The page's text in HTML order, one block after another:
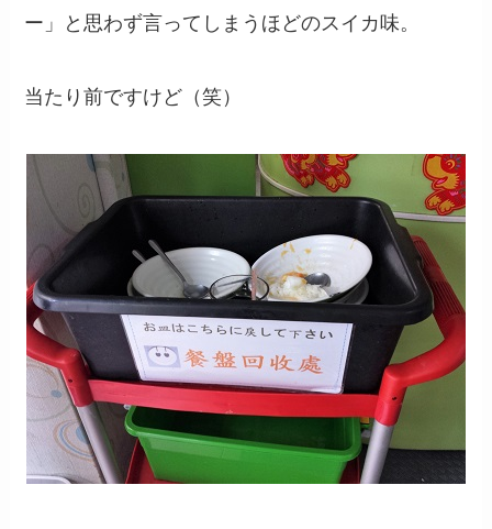
ー」と思わず言ってしまうほどのスイカ味。
当たり前ですけど（笑）